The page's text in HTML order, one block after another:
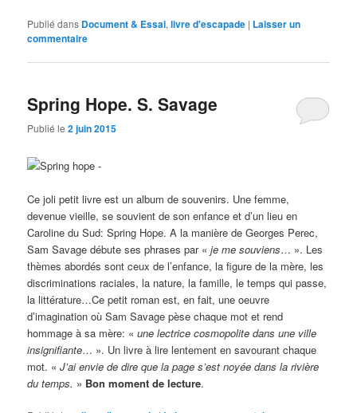
Publié dans Document & Essai,livre d'escapade | Laisser un
commentaire
Spring Hope. S. Savage
Publié le2 juin 2015
Ce joli petit livre est un album de souvenirs. Une femme,
devenue vieille, se souvient de son enfance et d’un lieu en
Caroline du Sud: Spring Hope. A la manière de Georges Perec,
Sam Savage débute ses phrases par «je me souviens… ». Les
thèmes abordés sont ceux de l’enfance, la figure de la mère, les
discriminations raciales, la nature, la famille, le temps qui passe,
la littérature…Ce petit roman est, en fait, une oeuvre
d’imagination où Sam Savage pèse chaque mot et rend
hommage à sa mère: «une lectrice cosmopolite dans une ville
insignifiante… ». Un livre à lire lentement en savourant chaque
mot. «J’ai envie de dire que la page s’est noyée dans la rivière
du temps. » Bon moment de lecture.